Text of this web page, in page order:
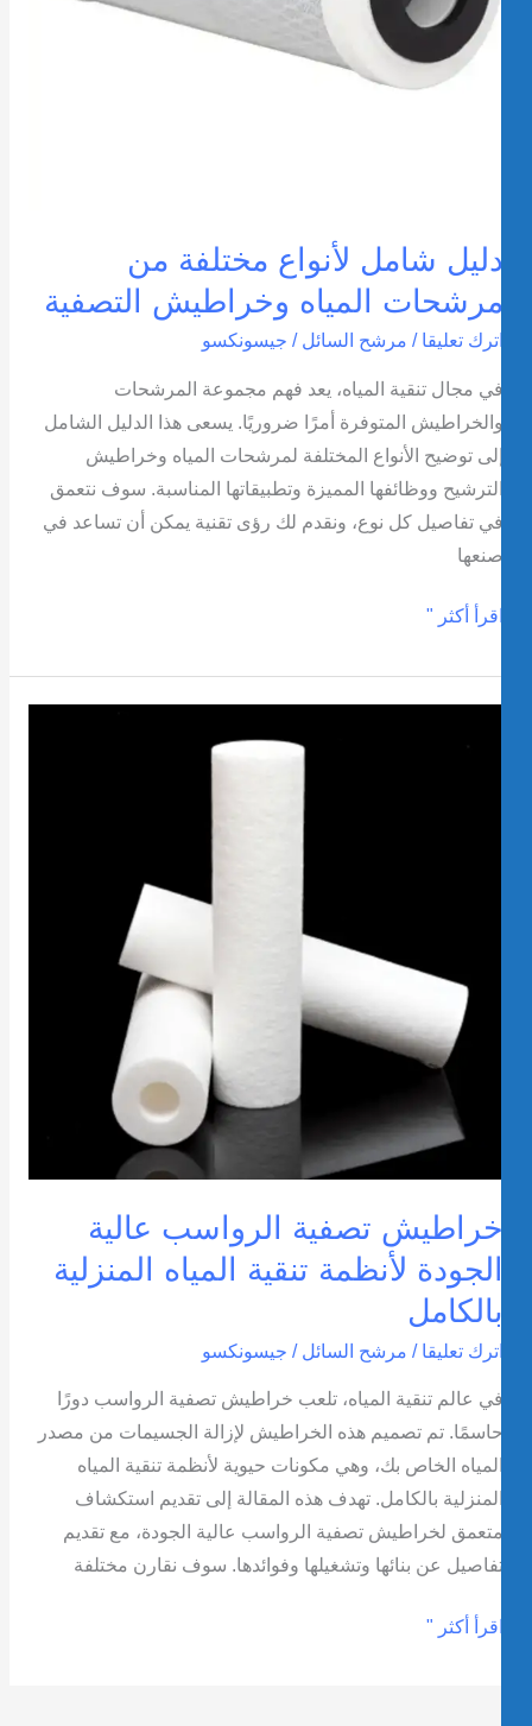
شامل لأنواع مختلفة من
المياه وخراطيش التصفية
تعليقا /مرشح السائل/جيسونكسو
مجال تنقية المياه، يعد فهم مجموعة المرشحات
المتوفرة أمرًا ضروريًا. يسعى هذا الدليل الشامل
توضيح الأنواع المختلفة لمرشحات المياه وخراطيش
ووظائفها المميزة وتطبيقاتها المناسبة. سوف نتعمق
تفاصيل كل نوع، ونقدم لك رؤى تقنية يمكن أن تساعد في
أكثر "
تصفية الرواسب عالية
لأنظمة تنقية المياه المنزلية
تعليقا /مرشح السائل/جيسونكسو
عالم تنقية المياه، تلعب خراطيش تصفية الرواسب دورًا
تم تصميم هذه الخراطيش لإزالة الجسيمات من مصدر
الخاص بك، وهي مكونات حيوية لأنظمة تنقية المياه
بالكامل. تهدف هذه المقالة إلى تقديم استكشاف
لخراطيش تصفية الرواسب عالية الجودة، مع تقديم
عن بنائها وتشغيلها وفوائدها. سوف نقارن مختلفة
أكثر "